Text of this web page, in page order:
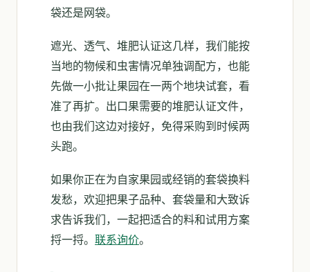
袋还是网袋。
遮光、透气、堆肥认证这几样，我们能按
当地的物候和虫害情况单独调配方，也能
先做一小批让果园在一两个地块试套，看
准了再扩。出口果需要的堆肥认证文件，
也由我们这边对接好，免得采购到时候两
头跑。
如果你正在为自家果园或经销的套袋换料
发愁，欢迎把果子品种、套袋量和大致诉
求告诉我们，一起把适合的料和试用方案
捋一捋。 联系询价。